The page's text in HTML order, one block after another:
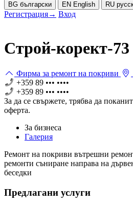
BG български EN English RU
Регистрация→ Вход
Строй-корект-73
Фирма за ремонт на покриви
+359 89 ••• ••••
+359 89 ••• ••••
За да се свържете, трябва дa
оферта.
За бизнеса
Галерия
Ремонт на покриви вътрешни
ремонти съниране направа на
беседки
Предлагани услуги